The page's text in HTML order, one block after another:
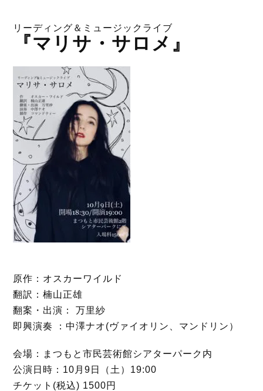
リーディング＆ミュージックライブ
『マリサ・サロメ』
原作：オスカーワイルド
翻訳：楠山正雄
翻案・出演： 万里紗
即興演奏 ：中澤ナオ(ヴァイオリン、マンドリン）
会場：まつもと市民芸術館シアターパーク内
公演日時：10月9日（土）19:00
チケット(税込) 1500円